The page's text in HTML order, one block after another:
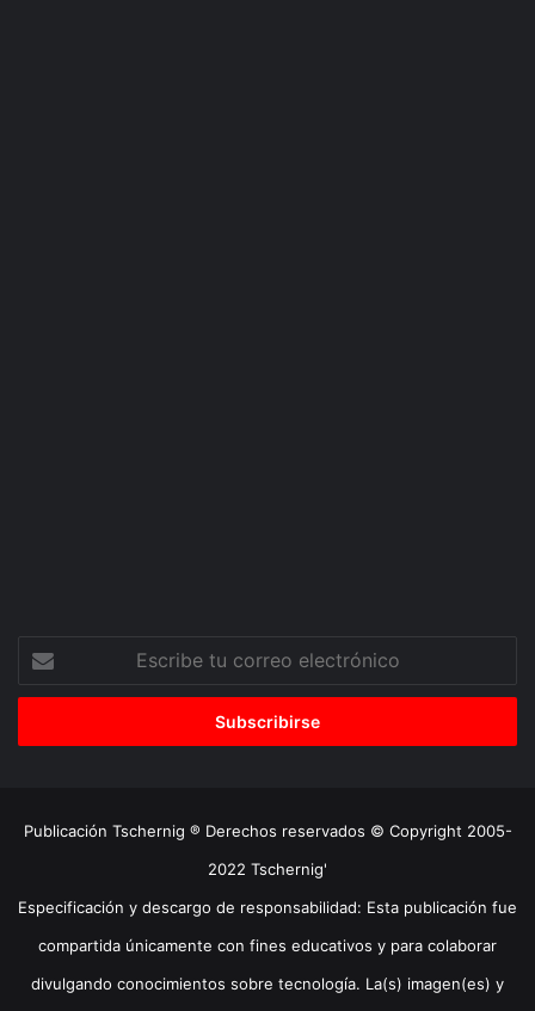
correo
Publicación Tschernig ® Derechos reservados © Copyright 2005-
2022 Tschernig'
Especificación y descargo de responsabilidad: Esta publicación fue
compartida únicamente con fines educativos y para colaborar
divulgando conocimientos sobre tecnología. La(s) imagen(es) y